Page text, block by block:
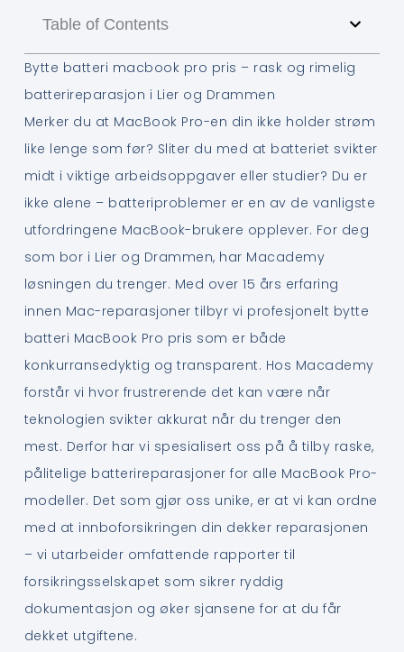
Table of Contents
Bytte batteri macbook pro pris – rask og rimelig
batterireparasjon i Lier og Drammen
Merker du at MacBook Pro-en din ikke holder strøm
like lenge som før? Sliter du med at batteriet svikter
midt i viktige arbeidsoppgaver eller studier? Du er
ikke alene – batteriproblemer er en av de vanligste
utfordringene MacBook-brukere opplever. For deg
som bor i Lier og Drammen, har Macademy
løsningen du trenger. Med over 15 års erfaring
innen Mac-reparasjoner tilbyr vi profesjonelt bytte
batteri MacBook Pro pris som er både
konkurransedyktig og transparent. Hos Macademy
forstår vi hvor frustrerende det kan være når
teknologien svikter akkurat når du trenger den
mest. Derfor har vi spesialisert oss på å tilby raske,
pålitelige batterireparasjoner for alle MacBook Pro-
modeller. Det som gjør oss unike, er at vi kan ordne
med at innboforsikringen din dekker reparasjonen
– vi utarbeider omfattende rapporter til
forsikringsselskapet som sikrer ryddig
dokumentasjon og øker sjansene for at du får
dekket utgiftene.